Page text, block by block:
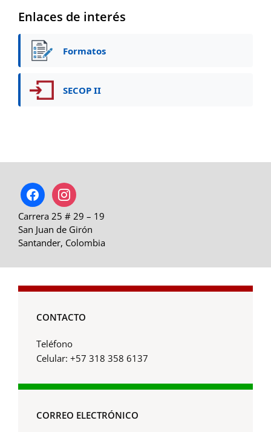
Enlaces de interés
Formatos
SECOP II
facebookinstagram
Carrera 25 # 29 – 19
San Juan de Girón
Santander, Colombia
CONTACTO
Teléfono
Celular: +57 318 358 6137
CORREO ELECTRÓNICO